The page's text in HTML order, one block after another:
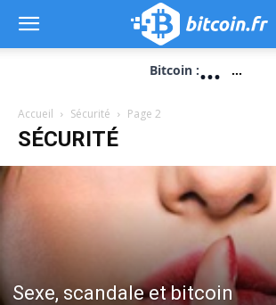
Bitcoin :... ...
Accueil Sécurité Page 2
SÉCURITÉ
Sexe, scandale et bitcoin